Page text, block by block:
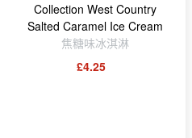
Collection West Country
Salted Caramel Ice Cream
焦糖味冰淇淋
£4.25